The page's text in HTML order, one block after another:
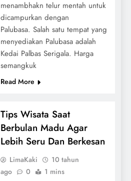
menambhakn telur mentah untuk
dicampurkan dengan
Palubasa. Salah satu tempat yang
menyediakan Palubasa adalah
Kedai Palbas Serigala. Harga
semangkuk
Read More
Tips Wisata Saat
Berbulan Madu Agar
Lebih Seru Dan Berkesan
LimaKaki
10 tahun
ago
0 1 mins